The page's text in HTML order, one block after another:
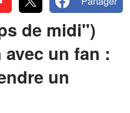
de midi")
un fan :
un